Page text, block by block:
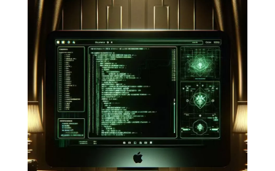
Sécuriser votre site ou
vos applications web
Votre image de marque pourrait
souffrir d'une attaque et d'une
dégradation de vos services en ligne.
Faites appel à des spécialistes de la
cybersécurité notamment sur